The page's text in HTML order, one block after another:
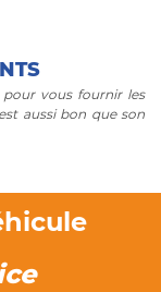
pour vous fournir les
aussi bon que son